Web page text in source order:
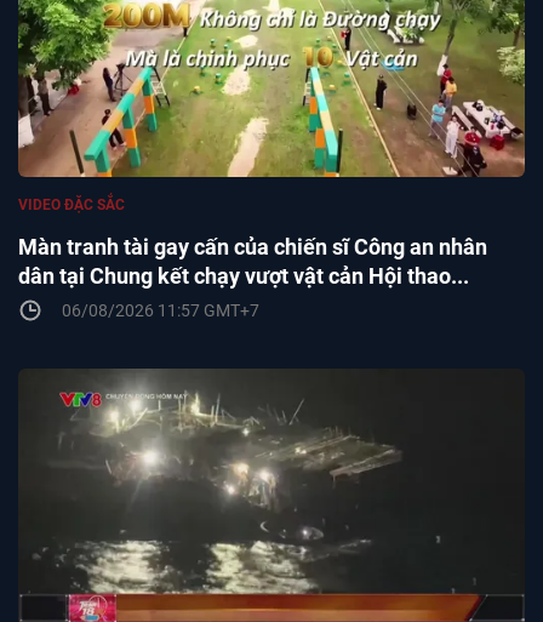
Màn tranh tài gay cấn của chiến sĩ Công an nhân
dân tại Chung kết chạy vượt vật cản Hội thao...
VIDEO ĐẶC SẮC
06/08/2026 11:57 GMT+7